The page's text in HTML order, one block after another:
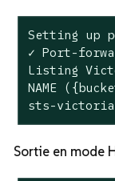
Setting up
✓ Port-
Listing
NAME
sts-victoria-
Sortie en mode